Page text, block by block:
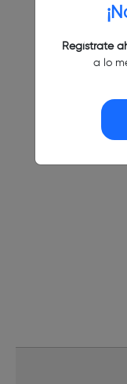
Regístrate
a lo